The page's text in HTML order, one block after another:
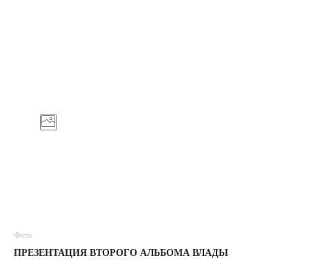
Фото
ПРЕЗЕНТАЦИЯ ВТОРОГО АЛЬБОМА ВЛАДЫ